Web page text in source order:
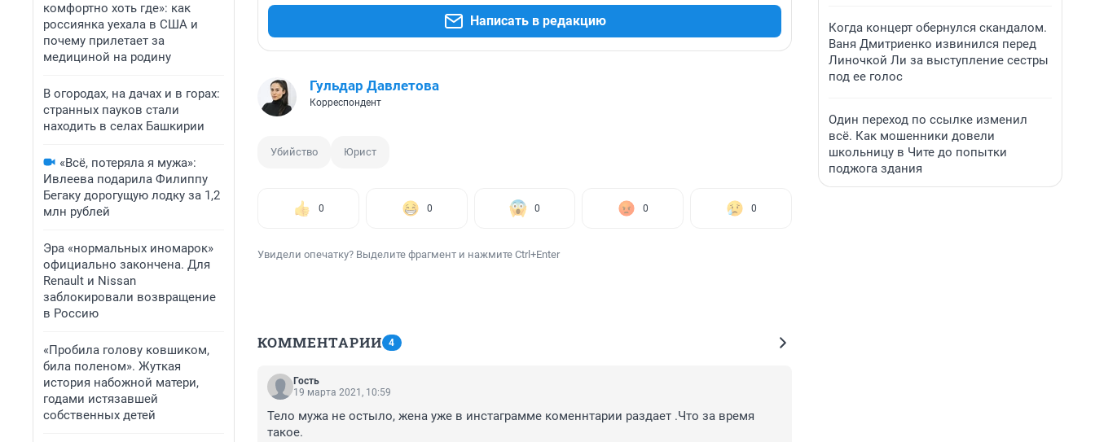
комфортно хоть где»: как
россиянка уехала в США и
почему прилетает за
медициной на родину
В огородах, на дачах и в горах:
странных пауков стали
находить в селах Башкирии
«Всё, потеряла я мужа»:
Ивлеева подарила Филиппу
Бегаку дорогущую лодку за 1,2
млн рублей
Эра «нормальных иномарок»
официально закончена. Для
Renault и Nissan
заблокировали возвращение
в Россию
«Пробила голову ковшиком,
била поленом». Жуткая
история набожной матери,
годами истязавшей
собственных детей
Написать в редакцию
Гульдар Давлетова
Корреспондент
Убийство Юрист
0 0 0 0 0
Увидели опечатку? Выделите фрагмент и нажмите Ctrl+Enter
КОММЕНТАРИИ 4
Гость
19 марта 2021, 10:59
Тело мужа не остыло, жена уже в инстаграмме коменнтарии раздает .Что за время
такое.
Когда концерт обернулся скандалом.
Ваня Дмитриенко извинился перед
Линочкой Ли за выступление сестры
под ее голос
Один переход по ссылке изменил
всё. Как мошенники довели
школьницу в Чите до попытки
поджога здания